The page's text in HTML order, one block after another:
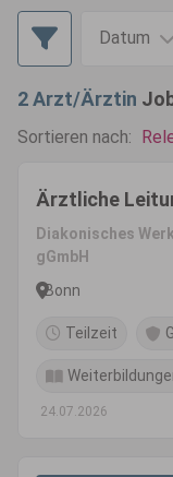
Datum
2Arzt/Ärztin
Sortieren nach:
Ärztliche
Diakonisches
gGmbH
Bonn
Teilzeit
24.07.2026